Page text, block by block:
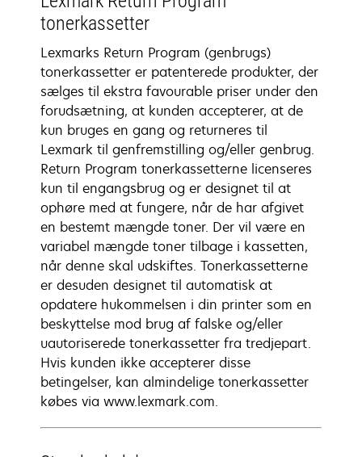
tonerkassetter
Lexmarks Return Program (genbrugs)
tonerkassetter er patenterede produkter, der
sælges til ekstra favourable priser under den
forudsætning, at kunden accepterer, at de
kun bruges en gang og returneres til
Lexmark til genfremstilling og/eller genbrug.
Return Program tonerkassetterne licenseres
kun til engangsbrug og er designet til at
ophøre med at fungere, når de har afgivet
en bestemt mængde toner. Der vil være en
variabel mængde toner tilbage i kassetten,
når denne skal udskiftes. Tonerkassetterne
er desuden designet til automatisk at
opdatere hukommelsen i din printer som en
beskyttelse mod brug af falske og/eller
uautoriserede tonerkassetter fra tredjepart.
Hvis kunden ikke accepterer disse
betingelser, kan almindelige tonerkassetter
købes via www.lexmark.com.